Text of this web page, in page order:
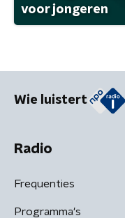
voor jongeren
Wie luistert
Radio
Frequenties
Programma's